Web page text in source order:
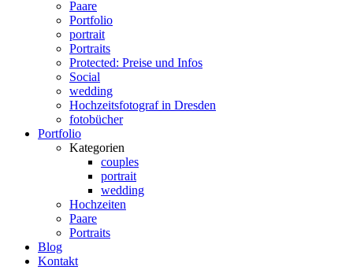
Paare
Portfolio
portrait
Portraits
Protected: Preise und Infos
Social
wedding
Hochzeitsfotograf in Dresden
fotobücher
Portfolio
Kategorien
couples
portrait
wedding
Hochzeiten
Paare
Portraits
Blog
Kontakt